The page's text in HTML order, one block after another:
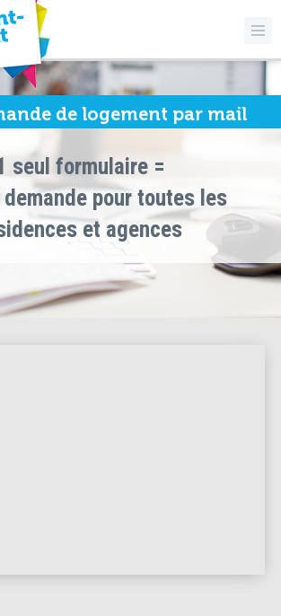
de logement par mail
seul formulaire =
pour toutes les
et agences